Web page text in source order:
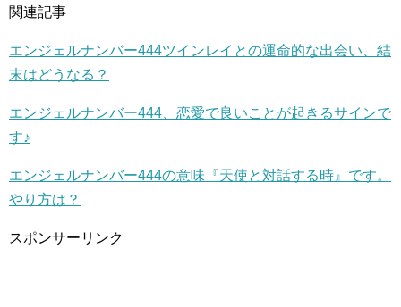
関連記事
エンジェルナンバー444ツインレイとの運命的な出会い、結
末はどうなる？
エンジェルナンバー444、恋愛で良いことが起きるサインで
す♪
エンジェルナンバー444の意味『天使と対話する時』です。
やり方は？
スポンサーリンク